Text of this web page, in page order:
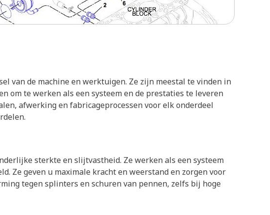
van de machine en werktuigen. Ze zijn meestal te vinden in
om te werken als een systeem en de prestaties te leveren
afwerking en fabricageprocessen voor elk onderdeel
sterkte en slijtvastheid. Ze werken als een systeem
Ze geven u maximale kracht en weerstand en zorgen voor
tegen splinters en schuren van pennen, zelfs bij hoge